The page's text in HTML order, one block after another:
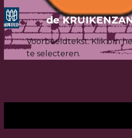
de
Voorbeeldtekst. Klik om
te selecteren.